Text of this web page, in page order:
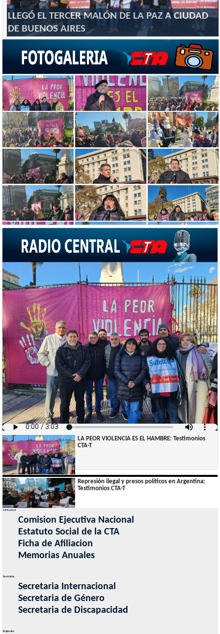
LLEGÓ EL TERCER MALÓN DE LA PAZ A CIUDAD
DE BUENOS AIRES
LA PEOR VIOLENCIA ES EL HAMBRE: Testimonios
CTA-T
Represión ilegal y presos políticos en Argentina:
Testimonios CTA-T
Audio de Llegó el Tercer Malón de la Paz a Ciudad
de Buenos Aires
Institucional
Comision Ejecutiva Nacional
Estatuto Social de la CTA
Ficha de Afiliacion
Memorias Anuales
Secretarias
Secretaria Internacional
Secretaria de Género
Secretaria de Discapacidad
Regionales